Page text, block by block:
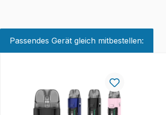
Passendes Gerät gleich mitbestellen: